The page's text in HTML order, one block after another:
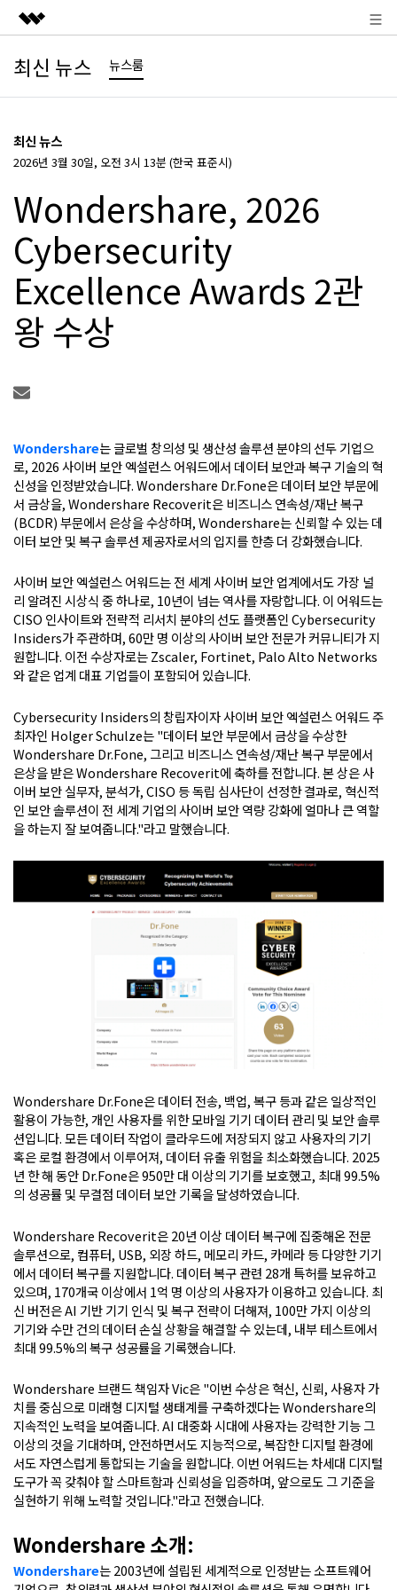
주요 제품
AIGC 크리에이티비티
개요
솔루션
회사 소개
뉴스룸
플랜 및 가격
도움말 센터
최신 뉴스 뉴스룸
최신 뉴스
2026년 3월 30일, 오전 3시 13분 (한국 표준시)
Wondershare, 2026
Cybersecurity
Excellence Awards 2관
왕 수상
Wondershare는 글로벌 창의성 및 생산성 솔루션 분야의 선두 기업으
로, 2026 사이버 보안 엑설런스 어워드에서 데이터 보안과 복구 기술의 혁
신성을 인정받았습니다. Wondershare Dr.Fone은 데이터 보안 부문에
서 금상을, Wondershare Recoverit은 비즈니스 연속성/재난 복구
(BCDR) 부문에서 은상을 수상하며, Wondershare는 신뢰할 수 있는 데
이터 보안 및 복구 솔루션 제공자로서의 입지를 한층 더 강화했습니다.
사이버 보안 엑설런스 어워드는 전 세계 사이버 보안 업계에서도 가장 널
리 알려진 시상식 중 하나로, 10년이 넘는 역사를 자랑합니다. 이 어워드는
CISO 인사이트와 전략적 리서치 분야의 선도 플랫폼인 Cybersecurity
Insiders가 주관하며, 60만 명 이상의 사이버 보안 전문가 커뮤니티가 지
원합니다. 이전 수상자로는 Zscaler, Fortinet, Palo Alto Networks
와 같은 업계 대표 기업들이 포함되어 있습니다.
Cybersecurity Insiders의 창립자이자 사이버 보안 엑설런스 어워드 주
최자인 Holger Schulze는 "데이터 보안 부문에서 금상을 수상한
Wondershare Dr.Fone, 그리고 비즈니스 연속성/재난 복구 부문에서
은상을 받은 Wondershare Recoverit에 축하를 전합니다. 본 상은 사
이버 보안 실무자, 분석가, CISO 등 독립 심사단이 선정한 결과로, 혁신적
인 보안 솔루션이 전 세계 기업의 사이버 보안 역량 강화에 얼마나 큰 역할
을 하는지 잘 보여줍니다."라고 말했습니다.
Wondershare Dr.Fone은 데이터 전송, 백업, 복구 등과 같은 일상적인
활용이 가능한, 개인 사용자를 위한 모바일 기기 데이터 관리 및 보안 솔루
션입니다. 모든 데이터 작업이 클라우드에 저장되지 않고 사용자의 기기
혹은 로컬 환경에서 이루어져, 데이터 유출 위험을 최소화했습니다. 2025
년 한 해 동안 Dr.Fone은 950만 대 이상의 기기를 보호했고, 최대 99.5%
의 성공률 및 무결점 데이터 보안 기록을 달성하였습니다.
Wondershare Recoverit은 20년 이상 데이터 복구에 집중해온 전문
솔루션으로, 컴퓨터, USB, 외장 하드, 메모리 카드, 카메라 등 다양한 기기
에서 데이터 복구를 지원합니다. 데이터 복구 관련 28개 특허를 보유하고
있으며, 170개국 이상에서 1억 명 이상의 사용자가 이용하고 있습니다. 최
신 버전은 AI 기반 기기 인식 및 복구 전략이 더해져, 100만 가지 이상의
기기와 수만 건의 데이터 손실 상황을 해결할 수 있는데, 내부 테스트에서
최대 99.5%의 복구 성공률을 기록했습니다.
Wondershare 브랜드 책임자 Vic은 "이번 수상은 혁신, 신뢰, 사용자 가
치를 중심으로 미래형 디지털 생태계를 구축하겠다는 Wondershare의
지속적인 노력을 보여줍니다. AI 대중화 시대에 사용자는 강력한 기능 그
이상의 것을 기대하며, 안전하면서도 지능적으로, 복잡한 디지털 환경에
서도 자연스럽게 통합되는 기술을 원합니다. 이번 어워드는 차세대 디지털
도구가 꼭 갖춰야 할 스마트함과 신뢰성을 입증하며, 앞으로도 그 기준을
실현하기 위해 노력할 것입니다."라고 전했습니다.
Wondershare 소개:
Wondershare는 2003년에 설립된 세계적으로 인정받는 소프트웨어